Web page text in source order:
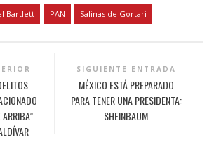
Bartlett PAN Salinas de Gortari
SIGUIENTE ENTRADA
MÉXICO ESTÁ PREPARADO
PARA TENER UNA PRESIDENTA:
SHEINBAUM